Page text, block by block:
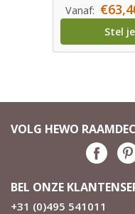
Vanaf:
Stel
VOLG HEWO
BEL ONZE
+31 (0)495 541011